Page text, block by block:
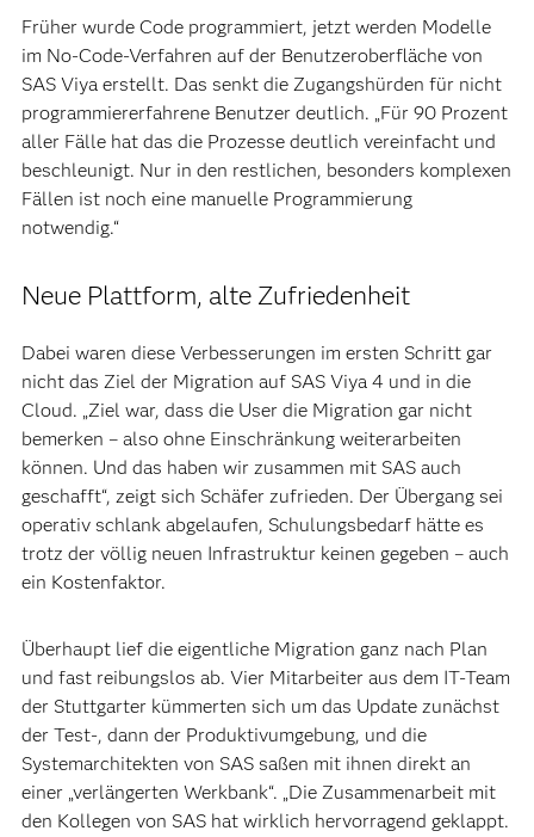
Früher wurde Code programmiert, jetzt werden Modelle
im No-Code-Verfahren auf der Benutzeroberfläche von
SAS Viya erstellt. Das senkt die Zugangshürden für nicht
programmiererfahrene Benutzer deutlich. „Für 90 Prozent
aller Fälle hat das die Prozesse deutlich vereinfacht und
beschleunigt. Nur in den restlichen, besonders komplexen
Fällen ist noch eine manuelle Programmierung
notwendig.“
Neue Plattform, alte Zufriedenheit
Dabei waren diese Verbesserungen im ersten Schritt gar
nicht das Ziel der Migration auf SAS Viya 4 und in die
Cloud. „Ziel war, dass die User die Migration gar nicht
bemerken – also ohne Einschränkung weiterarbeiten
können. Und das haben wir zusammen mit SAS auch
geschafft“, zeigt sich Schäfer zufrieden. Der Übergang sei
operativ schlank abgelaufen, Schulungsbedarf hätte es
trotz der völlig neuen Infrastruktur keinen gegeben – auch
ein Kostenfaktor.
Überhaupt lief die eigentliche Migration ganz nach Plan
und fast reibungslos ab. Vier Mitarbeiter aus dem IT-Team
der Stuttgarter kümmerten sich um das Update zunächst
der Test-, dann der Produktivumgebung, und die
Systemarchitekten von SAS saßen mit ihnen direkt an
einer „verlängerten Werkbank“. „Die Zusammenarbeit mit
den Kollegen von SAS hat wirklich hervorragend geklappt.